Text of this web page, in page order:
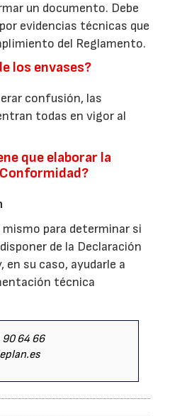
un documento. Debe
evidencias técnicas que
del Reglamento.
los envases?
confusión, las
todas en vigor al
que elaborar la
para determinar si
de la Declaración
en su caso, ayudarle a
técnica
64 66